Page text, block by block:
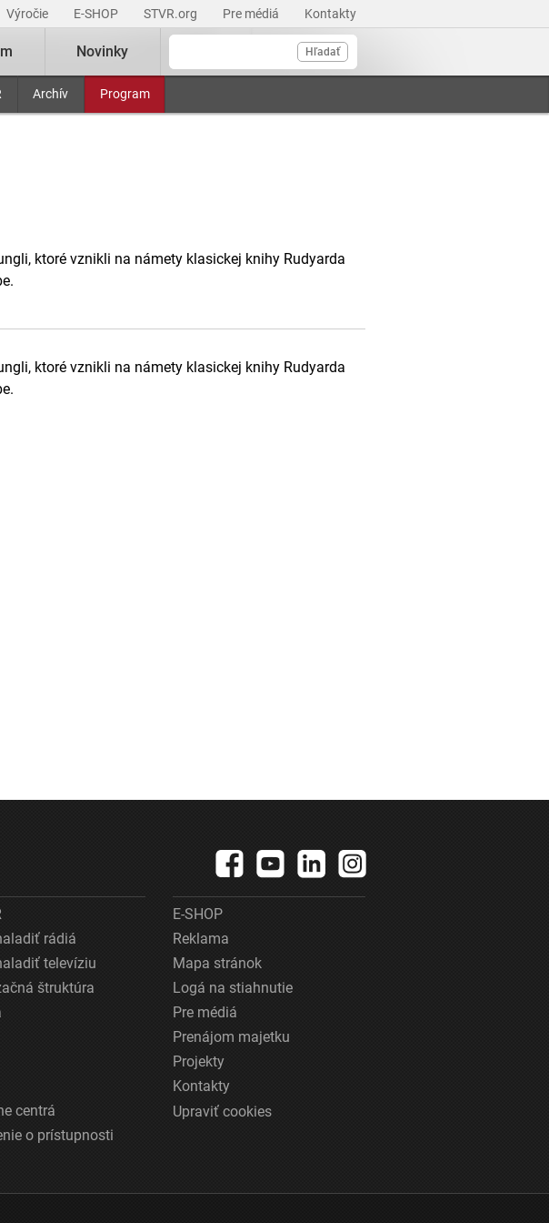
Výročie E-SHOP STVR.org Pre médiá Kontakty
Hľadať
Archív Program
Novinky
ktoré vznikli na námety klasickej knihy Rudyarda
ktoré vznikli na námety klasickej knihy Rudyarda
rádiá
televíziu
štruktúra
centrá
o prístupnosti
E-SHOP
Reklama
Mapa stránok
Logá na stiahnutie
Pre médiá
Prenájom majetku
Projekty
Kontakty
Upraviť cookies